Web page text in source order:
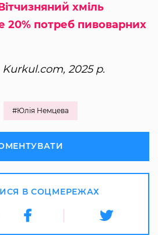
хміль
20% потреб пивоварних
Kurkul.com, 2025 р.
#Юлія Немцева
В СОЦМЕРЕЖАХ